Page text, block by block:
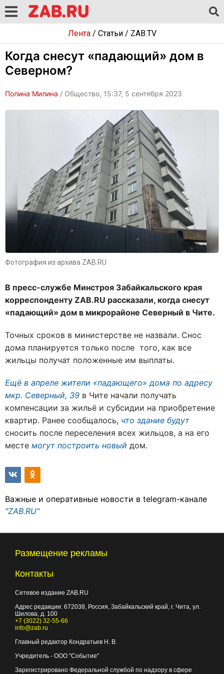
Лента/ Статьи/ ZAB.TV
Когда снесут «падающий» дом в
Северном?
Полина Милина / Общество, 15:37, 5 сентября 2023
Фотография из архива ZAB.RU
В пресс-службе Минстроя Забайкальского края
корреспонденту ZAB.RU рассказали, когда снесут
«падающий» дом в микрорайоне Северный в Чите.
Точных сроков в министерстве не назвали. Снос
дома планируется только после того, как все
жильцы получат положенные им выплаты.
Ещё в апреле жители «падающего» дома по адресу
мкр. Северный, 39 в Чите начали получать
компенсации за жильё и субсидии на приобретение
квартир. Ранее сообщалось, что здание будут
сносить после переселения всех жильцов, а на его
месте могут построить новый дом.
Важные и оперативные новости в telegram-канале
"ZAB.RU"
Размещение рекламы
Контакты
Сетевое издание ZAB.RU
Адрес редакции: 672038 , Россия, Забайкальский край, г. Чита ул.
Шилова, д. 100
+7 (3022) 32-55-66
info@zab.ru
Главный редактор Кондратьев Н. В.
Учредитель - ООО "Событие"
Зарегистрировано Федеральной службой по надзору в сфере